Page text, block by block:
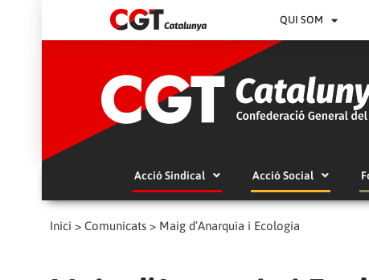
QUI SOM
Acció Sindical Acció Social
Inici > Comunicats > Maig d’Anarquia i Ecologia